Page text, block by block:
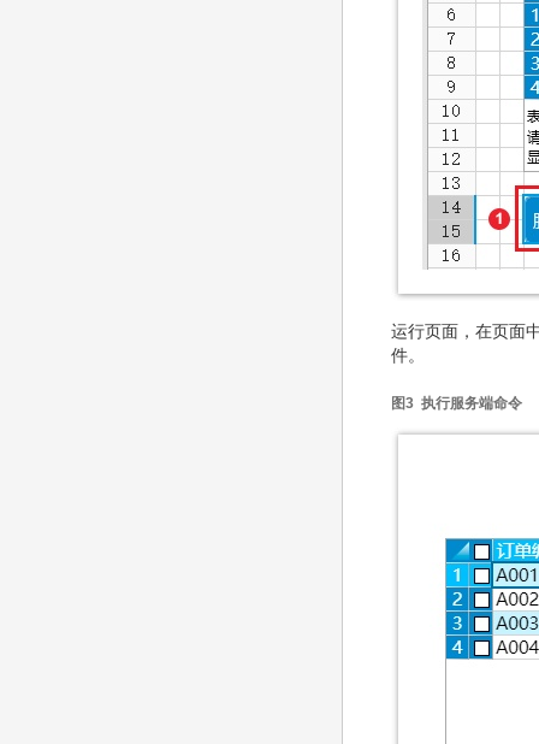
运行页面， 在页面
件。
图3 执行服务端命令